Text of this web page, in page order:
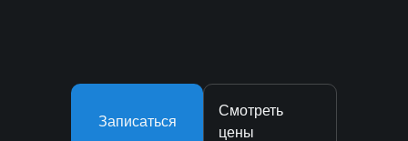
Записаться
Смотреть
цены